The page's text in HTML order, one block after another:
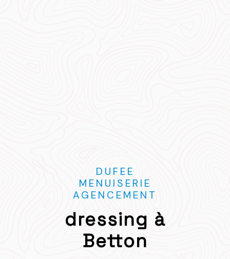
DUFEE
MENUISERIE
AGENCEMENT
dressing à
Betton